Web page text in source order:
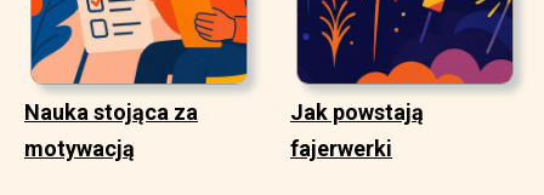
Nauka stojąca za
motywacją
Jak powstają
fajerwerki